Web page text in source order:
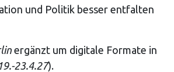
und Politik besser entfalten
ergänzt um digitale Formate in
19.-23.4.27).